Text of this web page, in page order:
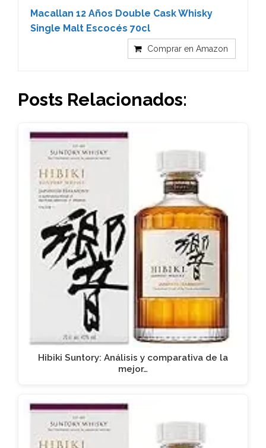
Macallan 12 Años Double Cask Whisky
Single Malt Escocés 70cl
Comprar en Amazon
Posts Relacionados:
Hibiki Suntory: Análisis y comparativa de la
mejor…